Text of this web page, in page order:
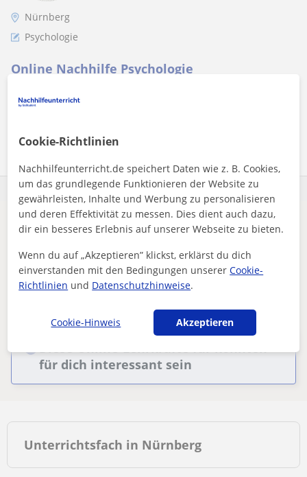
Nürnberg
Psychologie
Online Nachhilfe Psychologie
Es scheint, dass deine Suche sehr spezifisch ist.
oder speichere sie – wir benachrichtigen dich, sobald
neue Lehrkräfte verfügbar sind.
Diese Online-Lehrkräfte für könnten
für dich interessant sein
Unterrichtsfach in Nürnberg
Cookie-Richtlinien
Nachhilfeunterricht.de speichert Daten wie z. B. Cookies,
um das grundlegende Funktionieren der Website zu
gewährleisten, Inhalte und Werbung zu personalisieren
und deren Effektivität zu messen. Dies dient auch dazu,
dir ein besseres Erlebnis auf unserer Webseite zu bieten.
Wenn du auf „Akzeptieren” klickst, erklärst du dich
einverstanden mit den Bedingungen unsererCookie-
Richtlinien und Datenschutzhinweise.
Cookie-Hinweis Akzeptieren